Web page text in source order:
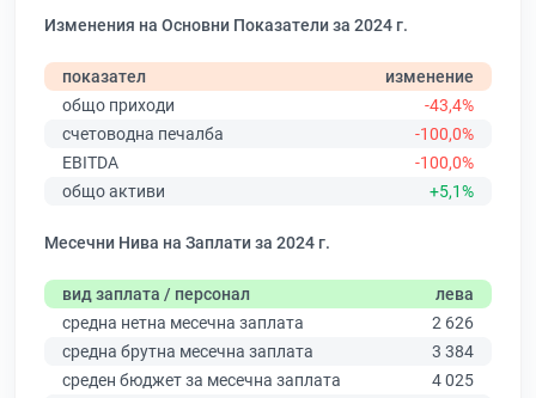
Изменения на Основни Показатели за 2024 г.
показател
изменение
общо приходи
-43,4%
счетоводна печалба
-100,0%
EBITDA
-100,0%
общо активи
+5,1%
Месечни Нива на Заплати за 2024 г.
вид заплата / персонал
лева
средна нетна месечна заплата
2 626
средна брутна месечна заплата
3 384
среден бюджет за месечна заплата
4 025